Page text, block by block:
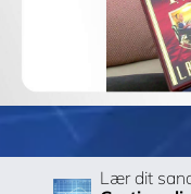
Lær dit